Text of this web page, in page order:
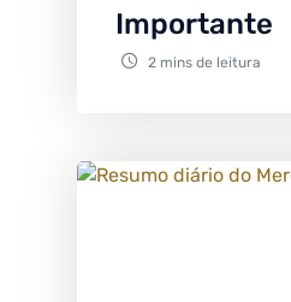
Importante
2 mins de leitura